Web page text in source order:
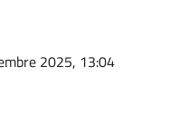
2025, 13:04